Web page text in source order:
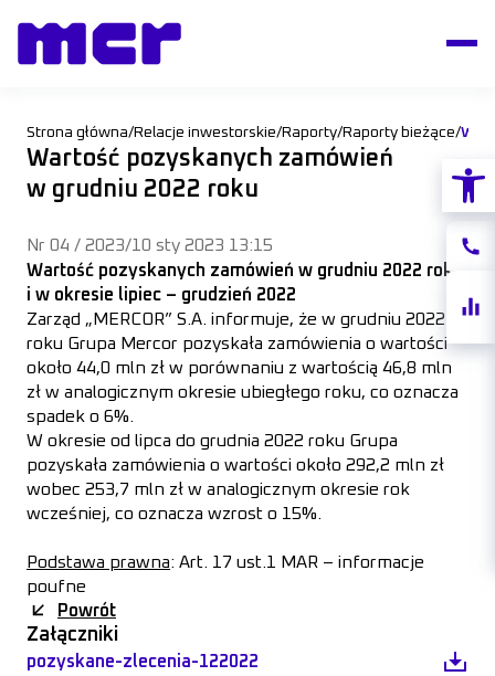
akcji
Strona główna/Relacje inwestorskie/Raporty/Raporty bieżące/
Wartość pozyskanych zamówień
w grudniu 2022 roku
Nr 04 / 2023/10 sty 2023 13:15
Wartość pozyskanych zamówień w grudniu 2022 roku
i w okresie lipiec – grudzień 2022
Zarząd „MERCOR” S.A. informuje, że w grudniu 2022
roku Grupa Mercor pozyskała zamówienia o wartości
około 44,0 mln zł w porównaniu z wartością 46,8 mln
zł w analogicznym okresie ubiegłego roku, co oznacza
spadek o 6%.
W okresie od lipca do grudnia 2022 roku Grupa
pozyskała zamówienia o wartości około 292,2 mln zł
wobec 253,7 mln zł w analogicznym okresie rok
wcześniej, co oznacza wzrost o 15%.
Podstawa prawna: Art. 17 ust.1 MAR – informacje
poufne
Powrót
Załączniki
pozyskane-zlecenia-122022